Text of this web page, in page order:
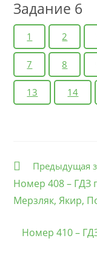
Задание 6
1 2
7 8
13 14
Еще
Предыдущая
Номер 408 – ГДЗ
Мерзляк, Якир,
Номер 410 –